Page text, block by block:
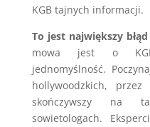
KGB tajnych informacji.
To jest największy
mowa jest o
jednomyślność.
hollywoodzkich,
skończywszy na
sowietologach.